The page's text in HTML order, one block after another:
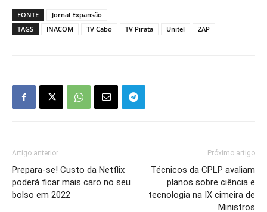
FONTE
Jornal Expansão
TAGS
INACOM TV Cabo TV Pirata Unitel ZAP
Artigo anterior
Prepara-se! Custo da Netflix
poderá ficar mais caro no seu
bolso em 2022
Próximo artigo
Técnicos da CPLP avaliam
planos sobre ciência e
tecnologia na IX cimeira de
Ministros